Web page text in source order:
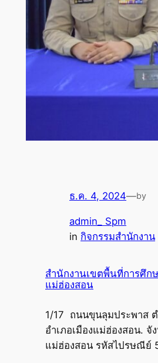
ธ.ค. 4, 2024—by
admin_ Spm
in กิจกรรมสำนักงาน
สำนักงานเขตพื้นที่การศึก
แม่ฮ่องสอน
1/17 ถนนขุนลุมประพาส
อำเภอเมืองแม่ฮ่องสอน. จั
แม่ฮ่องสอน รหัสไปรษณีย์